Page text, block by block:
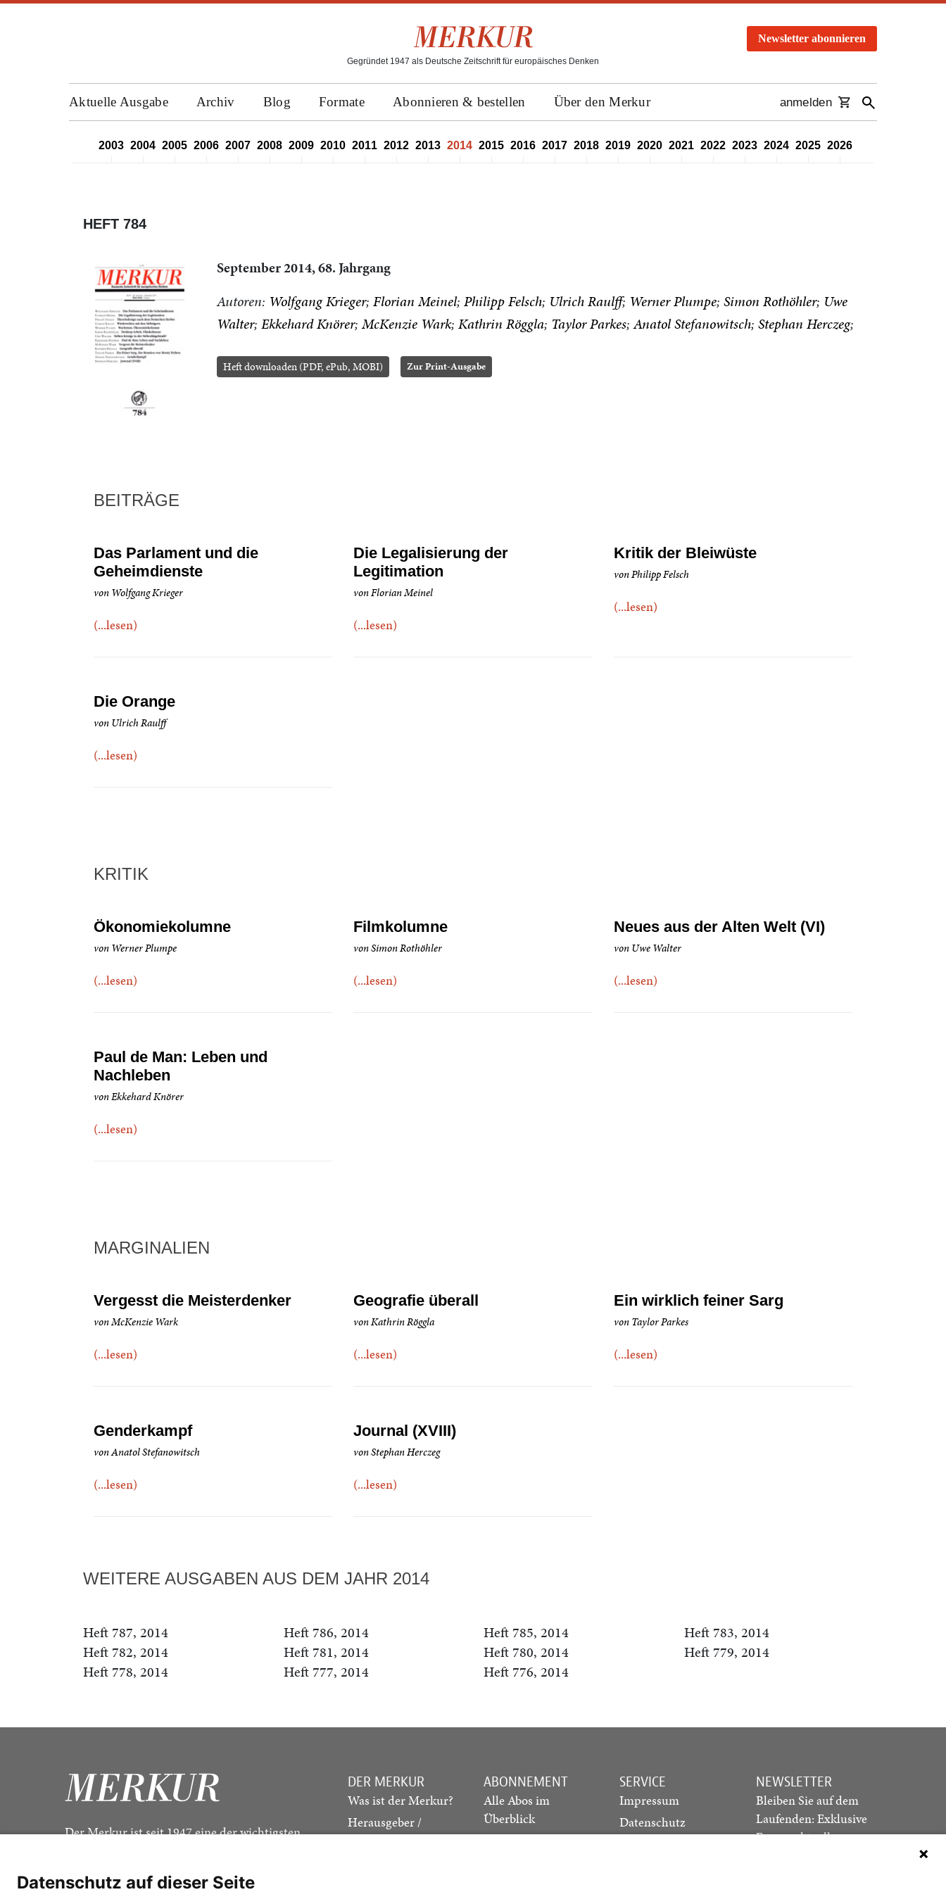
Gegründet 1947 als Deutsche Zeitschrift für europäisches Denken
Newsletter abonnieren
Aktuelle Ausgabe Archiv Blog Formate Abonnieren & bestellen Über den Merkur anmelden
2003 2004 2005 2006 2007 2008 2009 2010 2011 2012 2013 2014 2015 2016 2017 2018 2019 2020 2021 2022 2023 2024 2025 2026
HEFT 784
September 2014, 68. Jahrgang
Autoren: Wolfgang Krieger Florian Meinel Philipp Felsch Ulrich Raulff Werner Plumpe Simon Rothöhler Uwe
Walter Ekkehard Knörer McKenzie Wark Kathrin Röggla Taylor Parkes Anatol Stefanowitsch Stephan Herczeg
Heft downloaden (PDF, ePub, MOBI) Zur Print-Ausgabe
BEITRÄGE
Das Parlament und die
Geheimdienste
von Wolfgang Krieger
(...lesen)
Die Legalisierung der
Legitimation
von Florian Meinel
(...lesen)
Kritik der Bleiwüste
von Philipp Felsch
(...lesen)
Die Orange
von Ulrich Raulff
(...lesen)
KRITIK
Ökonomiekolumne
von Werner Plumpe
(...lesen)
Filmkolumne
von Simon Rothöhler
(...lesen)
Neues aus der Alten Welt (VI)
von Uwe Walter
(...lesen)
Paul de Man: Leben und
Nachleben
von Ekkehard Knörer
(...lesen)
MARGINALIEN
Vergesst die Meisterdenker
von McKenzie Wark
(...lesen)
Geografie überall
von Kathrin Röggla
(...lesen)
Ein wirklich feiner Sarg
von Taylor Parkes
(...lesen)
Genderkampf
von Anatol Stefanowitsch
(...lesen)
Journal (XVIII)
von Stephan Herczeg
(...lesen)
WEITERE AUSGABEN AUS DEM JAHR 2014
Heft 787, 2014 Heft 786, 2014 Heft 785, 2014
Heft 783, 2014
Heft 782, 2014
Heft 781, 2014 Heft 780, 2014
Heft 779, 2014
Heft 778, 2014
Heft 777, 2014 Heft 776, 2014
Der Merkur ist seit 1947 eine der wichtigsten
DER MERKUR
Was ist der Merkur?
Herausgeber /
Redaktion
ABONNEMENT
Alle Abos im
Überblick
Print-Abo
SERVICE
Impressum
Datenschutz
NEWSLETTER
Bleiben Sie auf dem
Laufenden: Exklusive
Essays, aktuelle
Datenschutz auf dieser Seite